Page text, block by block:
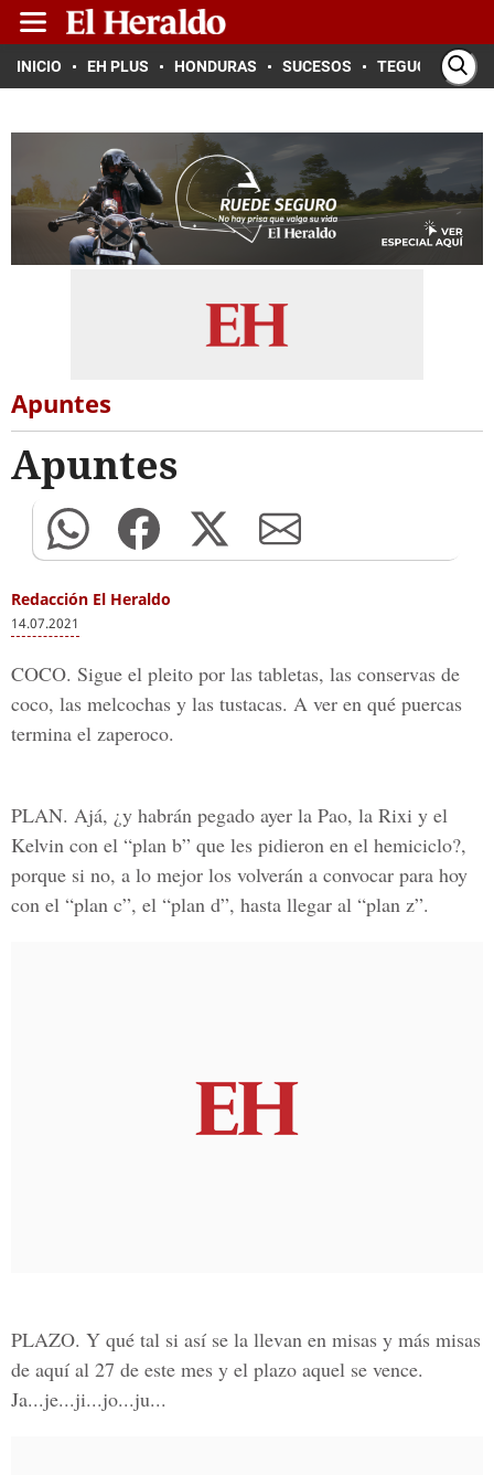
INICIO EH PLUS HONDURAS SUCESOS TEGUCIGALPA
Apuntes
Apuntes
Redacción El Heraldo
14.07.2021
COCO. Sigue el pleito por las tabletas, las conservas de
coco, las melcochas y las tustacas. A ver en qué puercas
termina el zaperoco.
PLAN. Ajá, ¿y habrán pegado ayer la Pao, la Rixi y el
Kelvin con el “plan b” que les pidieron en el hemiciclo?,
porque si no, a lo mejor los volverán a convocar para hoy
con el “plan c”, el “plan d”, hasta llegar al “plan z”.
PLAZO. Y qué tal si así se la llevan en misas y más misas
de aquí al 27 de este mes y el plazo aquel se vence.
Ja...je...ji...jo...ju...